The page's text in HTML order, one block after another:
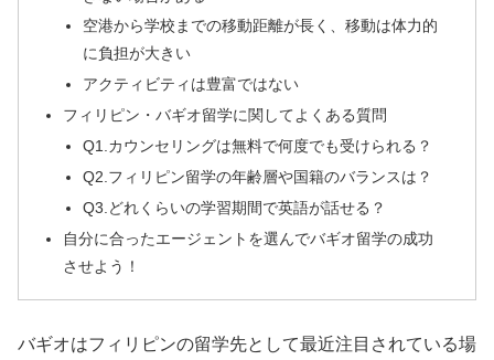
空港から学校までの移動距離が長く、移動は体力的
に負担が大きい
アクティビティは豊富ではない
フィリピン・バギオ留学に関してよくある質問
Q1.カウンセリングは無料で何度でも受けられる？
Q2.フィリピン留学の年齢層や国籍のバランスは？
Q3.どれくらいの学習期間で英語が話せる？
自分に合ったエージェントを選んでバギオ留学の成功
させよう！
バギオはフィリピンの留学先として最近注目されている場